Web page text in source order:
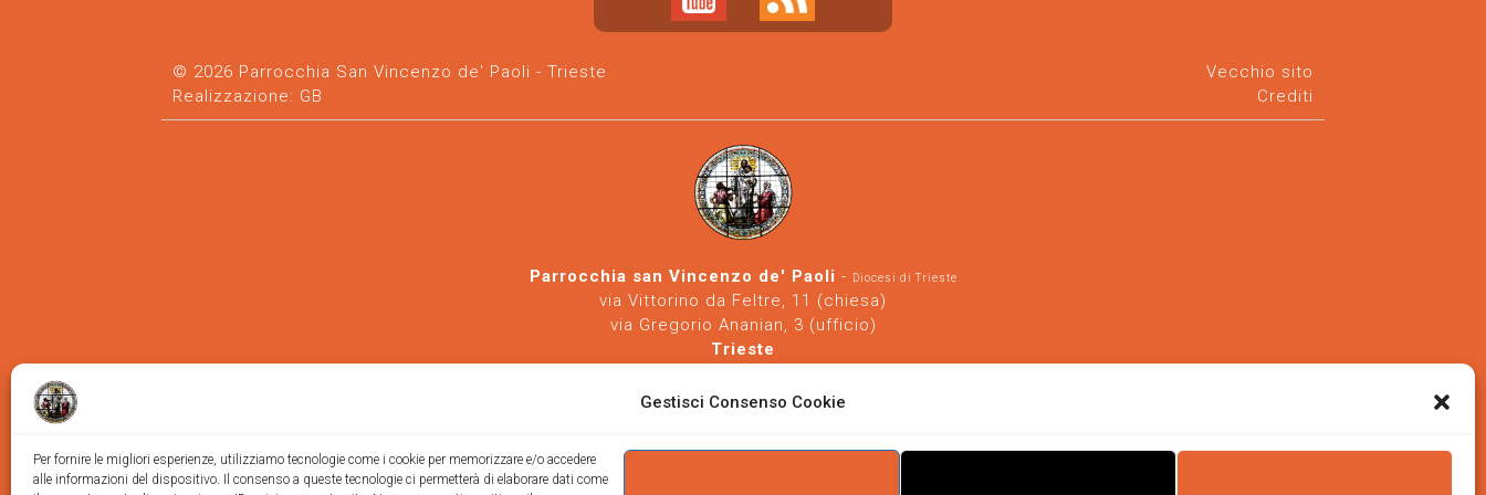
Gestisci Consenso Cookie
Per fornire le migliori esperienze, utilizziamo tecnologie come i cookie per memorizzare e/o accedere
alle informazioni del dispositivo. Il consenso a queste tecnologie ci permetterà di elaborare dati come
© 2026 Parrocchia San Vincenzo de' Paoli - Trieste
Realizzazione: GB
Vecchio sito
Crediti
Parrocchia san Vincenzo de' Paoli - Diocesi di Trieste
via Vittorino da Feltre, 11 (chiesa)
via Gregorio Ananian, 3 (ufficio)
Trieste
https://www.svdp-trieste.it-parrocchia@svdp-trieste.it
Informativa privacy-Informativa cookie